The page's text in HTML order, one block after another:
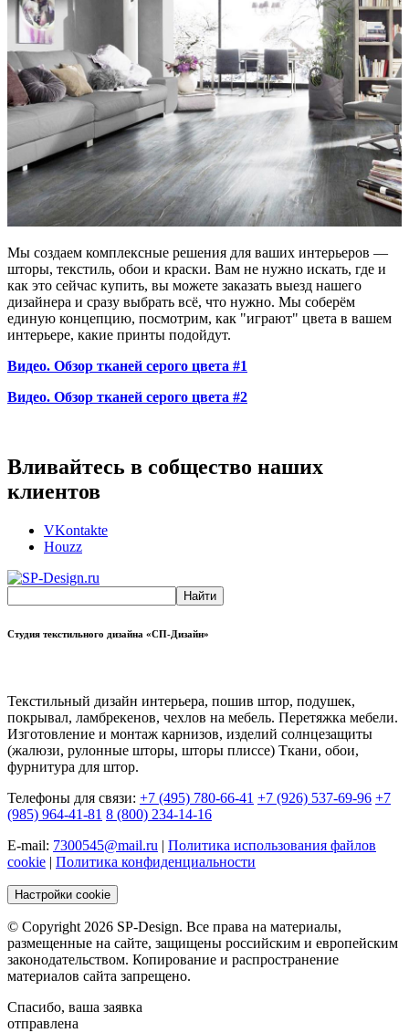
Мы создаем комплексные решения для ваших интерьеров —
шторы, текстиль, обои и краски. Вам не нужно искать, где и
как это сейчас купить, вы можете заказать выезд нашего
дизайнера и сразу выбрать всё, что нужно. Мы соберём
единую концепцию, посмотрим, как "играют" цвета в вашем
интерьере, какие принты подойдут.
Видео. Обзор тканей серого цвета #1
Видео. Обзор тканей серого цвета #2
Вливайтесь в собщество наших
клиентов
VKontakte
Houzz
Студия текстильного дизайна «СП-Дизайн»
Текстильный дизайн интерьера, пошив штор, подушек,
покрывал, ламбрекенов, чехлов на мебель. Перетяжка мебели.
Изготовление и монтаж карнизов, изделий солнцезащиты
(жалюзи, рулонные шторы, шторы плиссе) Ткани, обои,
фурнитура для штор.
Телефоны для связи: +7 (495) 780-66-41 +7 (926) 537-69-96 +7
(985) 964-41-81 8 (800) 234-14-16
E-mail: 7300545@mail.ru | Политика использования файлов
cookie | Политика конфиденциальности
Настройки cookie
© Copyright 2026 SP-Design. Все права на материалы,
размещенные на сайте, защищены российским и европейским
законодательством. Копирование и распространение
материалов сайта запрещено.
Спасибо, ваша заявка
отправлена